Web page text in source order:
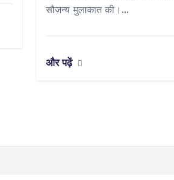
सौजन्य मुलाकात की।…
और पढ़ें